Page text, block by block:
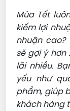
Mùa Tết
kiếm lợi
nhuận cao?
sẽ gợi ý hơn
lãi nhiều.
yếu như
phẩm, giúp
khách hàng